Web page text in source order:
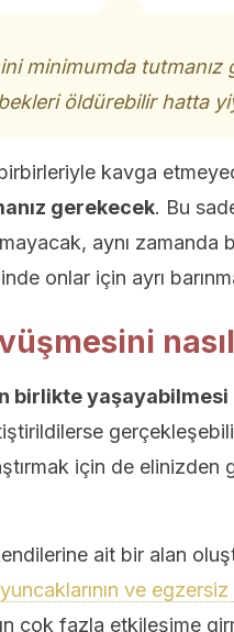
minimumda tutmanız
öldürebilir hatta
kavga
gerekecek. Bu
aynı zamanda
onlar için ayrı
birlikte
için de elinizden
ait bir alan
ve egzersiz
çok fazla etkileşime